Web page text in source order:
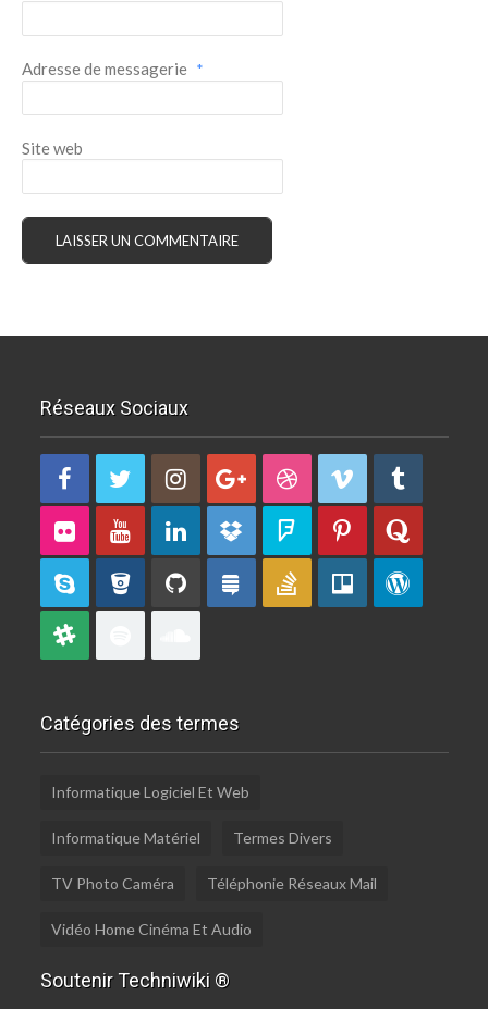
Adresse de messagerie *
Site web
Réseaux Sociaux
Catégories des termes
Informatique Logiciel Et Web
Informatique Matériel Termes Divers
TV Photo Caméra Téléphonie Réseaux Mail
Vidéo Home Cinéma Et Audio
Soutenir Techniwiki ®